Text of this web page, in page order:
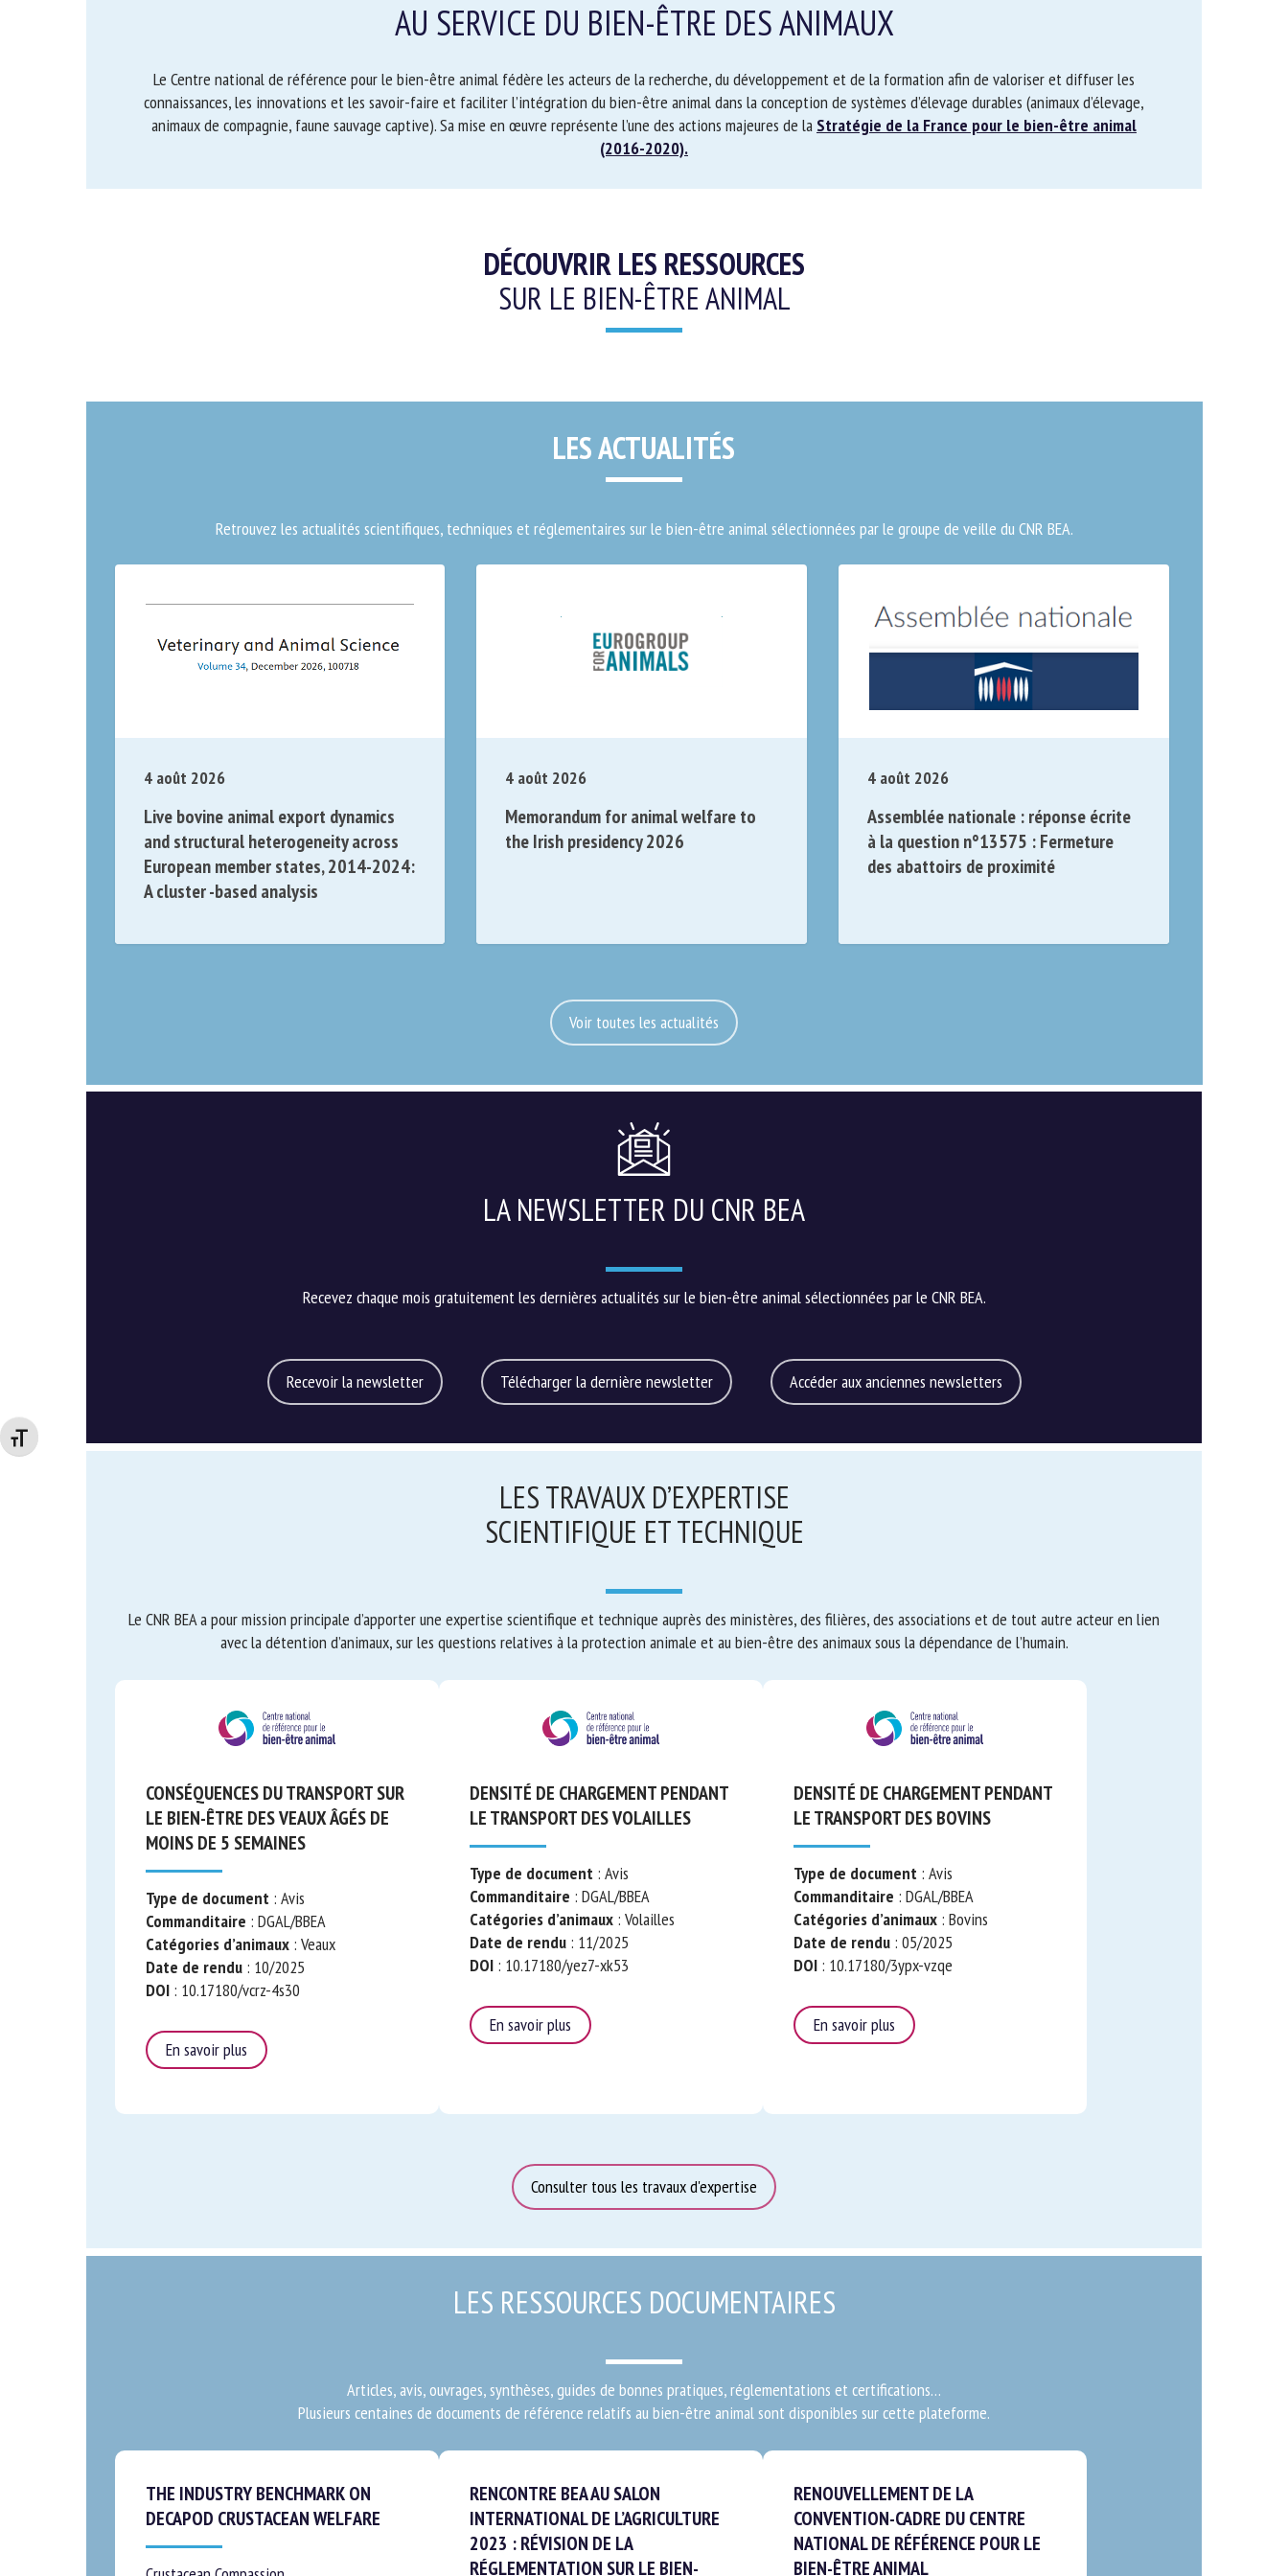
Changer la taille de la police
AU SERVICE DU BIEN-ÊTRE DES ANIMAUX
Le Centre national de référence pour le bien-être animal fédère les acteurs de la recherche, du développement et de la formation afin de valoriser et diffuser les
connaissances, les innovations et les savoir-faire et faciliter l’intégration du bien-être animal dans la conception de systèmes d’élevage durables (animaux
d’élevage, animaux de compagnie, faune sauvage captive). Sa mise en œuvre représente l’une des actions majeures de laStratégie de la France pour le bien-
être animal (2016-2020).
DÉCOUVRIR LES RESSOURCES
SUR LE BIEN-ÊTRE ANIMAL
LES ACTUALITÉS
Retrouvez les actualités scientifiques, techniques et réglementaires sur le bien-être animal sélectionnées par le groupe de veille du CNR BEA.
4 août 2026
Live bovine animal export dynamics
and structural heterogeneity across
European member states, 2014-
2024: A cluster -based analysis
4 août 2026
Memorandum for animal welfare to
the Irish presidency 2026
4 août 2026
Assemblée nationale : réponse écrite
à la question n°13575 : Fermeture
des abattoirs de proximité
Voir toutes les actualités
LA NEWSLETTER DU CNR BEA
Recevez chaque mois gratuitement les dernières actualités sur le bien-être animal sélectionnées par le CNR BEA.
Recevoir la newsletter Télécharger la dernière newsletter Accéder aux anciennes newsletters
LES TRAVAUX D’EXPERTISE
SCIENTIFIQUE ET TECHNIQUE
Le CNR BEA a pour mission principale d’apporter une expertise scientifique et technique auprès des ministères, des filières, des associations et de tout autre acteur en lien
avec la détention d’animaux, sur les questions relatives à la protection animale et au bien-être des animaux sous la dépendance de l’humain.
CONSÉQUENCES DU TRANSPORT
SUR LE BIEN-ÊTRE DES VEAUX ÂGÉS
DE MOINS DE 5 SEMAINES
Type de document : Avis
Commanditaire : DGAL/BBEA
Catégories d’animaux: Veaux
Date de rendu: 10/2025
DOI: 10.17180/vcrz-4s30
En savoir plus
DENSITÉ DE CHARGEMENT
PENDANT LE TRANSPORT DES
VOLAILLES
Type de document: Avis
Commanditaire: DGAL/BBEA
Catégories d’animaux: Volailles
Date de rendu: 11/2025
En savoir plus
DENSITÉ DE CHARGEMENT
PENDANT LE TRANSPORT DES
BOVINS
Type de document: Avis
Commanditaire: DGAL/BBEA
Catégories d’animaux: Bovins
Date de rendu: 05/2025
En savoir plus
Consulter tous les travaux d'expertise
LES RESSOURCES DOCUMENTAIRES
Articles, avis, ouvrages, synthèses, guides de bonnes pratiques, réglementations et certifications…
Plusieurs centaines de documents de référence relatifs au bien-être animal sont disponibles sur cette plateforme.
THE INDUSTRY BENCHMARK ON
DECAPOD CRUSTACEAN WELFARE
Crustacean Compassion
RENCONTRE BEA AU SALON
INTERNATIONAL DE L’AGRICULTURE
2023 : RÉVISION DE LA
RÉGLEMENTATION SUR LE BIEN-
RENOUVELLEMENT DE LA
CONVENTION-CADRE DU CENTRE
NATIONAL DE RÉFÉRENCE POUR LE
BIEN-ÊTRE ANIMAL
Nom *
Prénom
Organisme
*
E-mail *
utilisées dans le cadre de la relation avec le CNR BEA. *